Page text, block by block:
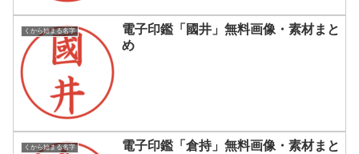
くから始まる名字
電子印鑑「國井」無料画像・素材まと
め
くから始まる名字
電子印鑑「倉持」無料画像・素材まと